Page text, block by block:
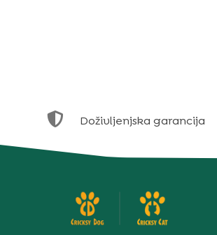
 Doživljenjska garancija